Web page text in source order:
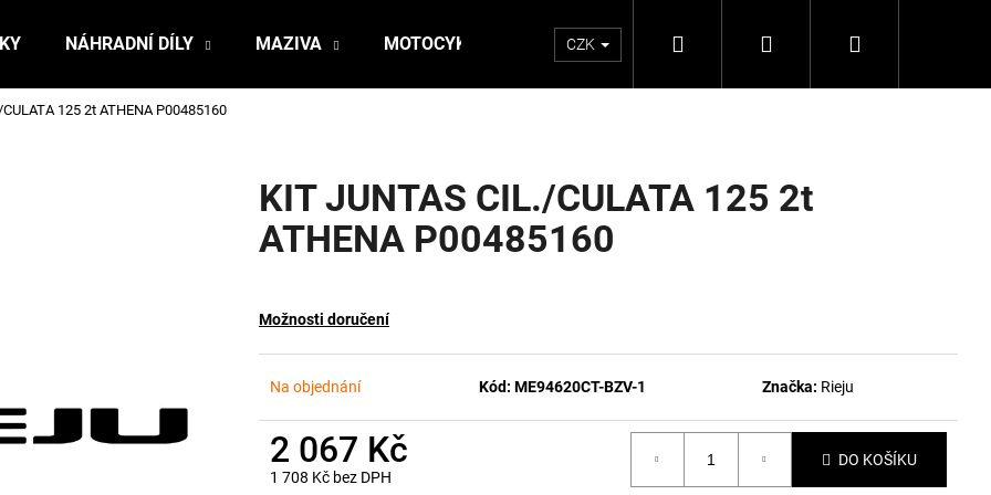
NÁHRADNÍ DÍLY MAZIVA MOTOCYKLY CZK Hledat PřihlášeníNákupní
125 2t ATHENA P00485160
KIT JUNTAS CIL./CULATA 125 2t
ATHENA P00485160
Možnosti doručení
Na objednání Kód: ME94620CT-BZV-1 Značka: Rieju
2 067 Kč
1 708 Kč bez DPH
DO KOŠÍKU
Co potřebujete najít?
HLEDAT